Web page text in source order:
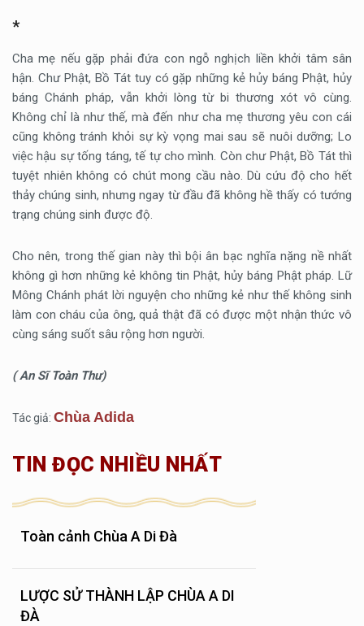
*
Cha mẹ nếu gặp phải đứa con ngỗ nghịch liền khởi tâm sân
hận. Chư Phật, Bồ Tát tuy có gặp những kẻ hủy báng Phật, hủy
báng Chánh pháp, vẫn khởi lòng từ bi thương xót vô cùng.
Không chỉ là như thế, mà đến như cha mẹ thương yêu con cái
cũng không tránh khỏi sự kỳ vọng mai sau sẽ nuôi dưỡng; Lo
việc hậu sự tống táng, tế tự cho mình. Còn chư Phật, Bồ Tát thì
tuyệt nhiên không có chút mong cầu nào. Dù cứu độ cho hết
thảy chúng sinh, nhưng ngay từ đầu đã không hề thấy có tướng
trạng chúng sinh được độ.
Cho nên, trong thế gian này thì bội ân bạc nghĩa nặng nề nhất
không gì hơn những kẻ không tin Phật, hủy báng Phật pháp. Lữ
Mông Chánh phát lời nguyện cho những kẻ như thế không sinh
làm con cháu của ông, quả thật đã có được một nhận thức vô
cùng sáng suốt sâu rộng hơn người.
( An Sĩ Toàn Thư)
Tác giả: Chùa Adida
TIN ĐỌC NHIỀU NHẤT
Toàn cảnh Chùa A Di Đà
LƯỢC SỬ THÀNH LẬP CHÙA A DI
ĐÀ